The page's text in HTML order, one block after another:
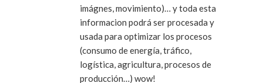
imágnes, movimiento)… y toda esta
informacion podrá ser procesada y
usada para optimizar los procesos
(consumo de energía, tráfico,
logística, agricultura, procesos de
producción…) wow!